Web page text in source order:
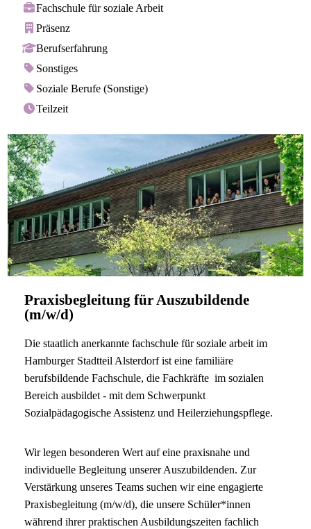
Fachschule für soziale Arbeit
Präsenz
Berufserfahrung
Sonstiges
Soziale Berufe (Sonstige)
Teilzeit
Praxisbegleitung für Auszubildende
(m/w/d)
Die staatlich anerkannte fachschule für soziale arbeit im
Hamburger Stadtteil Alsterdorf ist eine familiäre
berufsbildende Fachschule, die Fachkräfte im sozialen
Bereich ausbildet - mit dem Schwerpunkt
Sozialpädagogische Assistenz und Heilerziehungspflege.
Wir legen besonderen Wert auf eine praxisnahe und
individuelle Begleitung unserer Auszubildenden. Zur
Verstärkung unseres Teams suchen wir eine engagierte
Praxisbegleitung (m/w/d), die unsere Schüler*innen
während ihrer praktischen Ausbildungszeiten fachlich